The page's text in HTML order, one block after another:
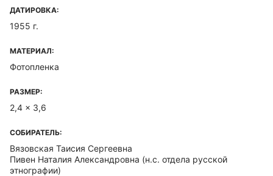
ДАТИРОВКА:
1955 г.
МАТЕРИАЛ:
Фотопленка
РАЗМЕР:
2,4 x 3,6
СОБИРАТЕЛЬ:
Вязовская Таисия Сергеевна
Пивен Наталия Александровна (н.с. отдела русской
этнографии)